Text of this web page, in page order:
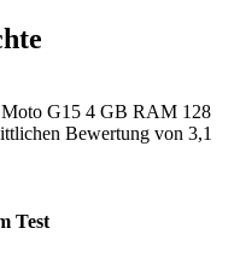
G15 4 GB RAM 128
Bewertung von 3,1
Test